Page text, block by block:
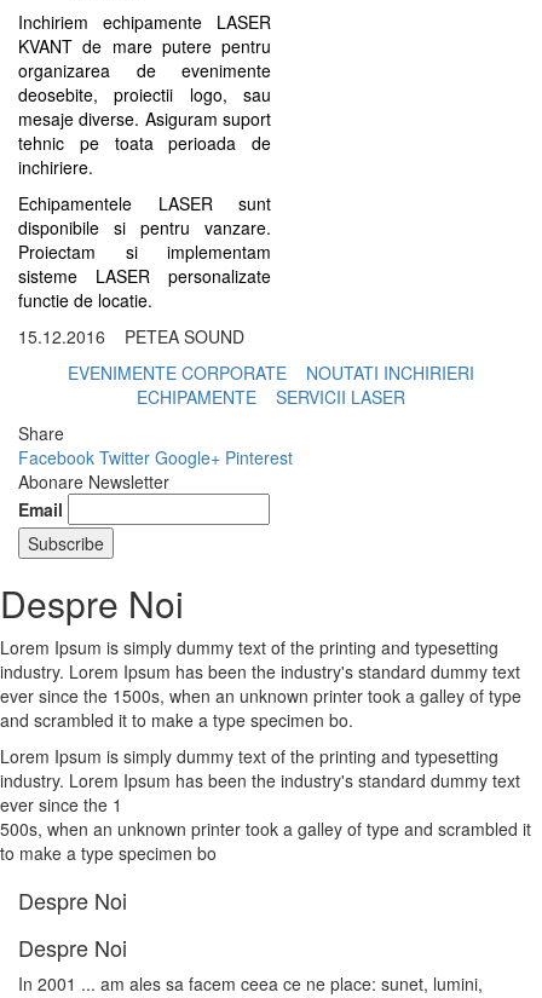
Inchiriem echipamente LASER
KVANT de mare putere pentru
organizarea de evenimente
deosebite, proiectii logo, sau
mesaje diverse. Asiguram suport
tehnic pe toata perioada de
inchiriere.
Echipamentele LASER sunt
disponibile si pentru vanzare.
Proiectam si implementam
sisteme LASER personalizate
functie de locatie.
15.12.2016
PETEA SOUND
EVENIMENTE CORPORATE
NOUTATI INCHIRIERI
ECHIPAMENTE
SERVICII LASER
Share
Facebook Twitter Google+ Pinterest
Abonare Newsletter
Email
Despre Noi
Lorem Ipsum is simply dummy text of the printing and typesetting
industry. Lorem Ipsum has been the industry's standard dummy text
ever since the 1500s, when an unknown printer took a galley of type
and scrambled it to make a type specimen bo.
Lorem Ipsum is simply dummy text of the printing and typesetting
industry. Lorem Ipsum has been the industry's standard dummy text
ever since the 1
500s, when an unknown printer took a galley of type and scrambled it
to make a type specimen bo
Despre Noi
Despre Noi
In 2001 ... am ales sa facem ceea ce ne place: sunet, lumini,